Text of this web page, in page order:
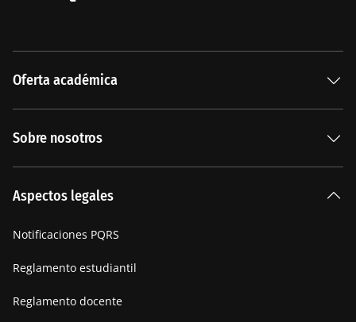
Oferta académica
Sobre nosotros
Manifiesto
Aspectos legales
Notificaciones PQRS
Reglamento estudiantil
Reglamento docente